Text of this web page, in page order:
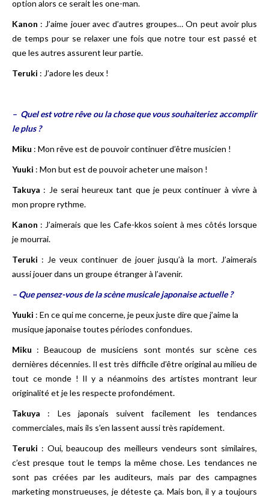
option alors ce serait les one-man.
Kanon : J’aime jouer avec d’autres groupes… On peut avoir plus
de temps pour se relaxer une fois que notre tour est passé et
que les autres assurent leur partie.
Teruki : J’adore les deux !
– Quel est votre rêve ou la chose que vous souhaiteriez accomplir
le plus ?
Miku : Mon rêve est de pouvoir continuer d’être musicien !
Yuuki : Mon but est de pouvoir acheter une maison !
Takuya : Je serai heureux tant que je peux continuer à vivre à
mon propre rythme.
Kanon : J’aimerais que les Cafe-kkos soient à mes côtés lorsque
je mourrai.
Teruki : Je veux continuer de jouer jusqu’à la mort. J’aimerais
aussi jouer dans un groupe étranger à l’avenir.
– Que pensez-vous de la scène musicale japonaise actuelle ?
Yuuki : En ce qui me concerne, je peux juste dire que j’aime la
musique japonaise toutes périodes confondues.
Miku : Beaucoup de musiciens sont montés sur scène ces
dernières décennies. Il est très difficile d’être original au milieu de
tout ce monde ! Il y a néanmoins des artistes montrant leur
originalité et je les respecte profondément.
Takuya : Les japonais suivent facilement les tendances
commerciales, mais ils s’en lassent aussi très rapidement.
Teruki : Oui, beaucoup des meilleurs vendeurs sont similaires,
c’est presque tout le temps la même chose. Les tendances ne
sont pas créées par les auditeurs, mais par des campagnes
marketing monstrueuses, je déteste ça. Mais bon, il y a toujours